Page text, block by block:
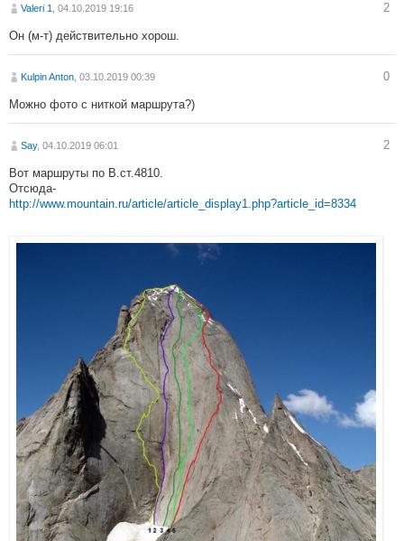
Valeri 1, 04.10.2019 19:16 2
Он (м-т) действительно хорош.
Kulpin Anton, 03.10.2019 00:39 0
Можно фото с ниткой маршрута?)
Say, 04.10.2019 06:01 2
Вот маршруты по В.ст.4810.
Отсюда-
http://www.mountain.ru/article/article_display1.php?article_id=8334